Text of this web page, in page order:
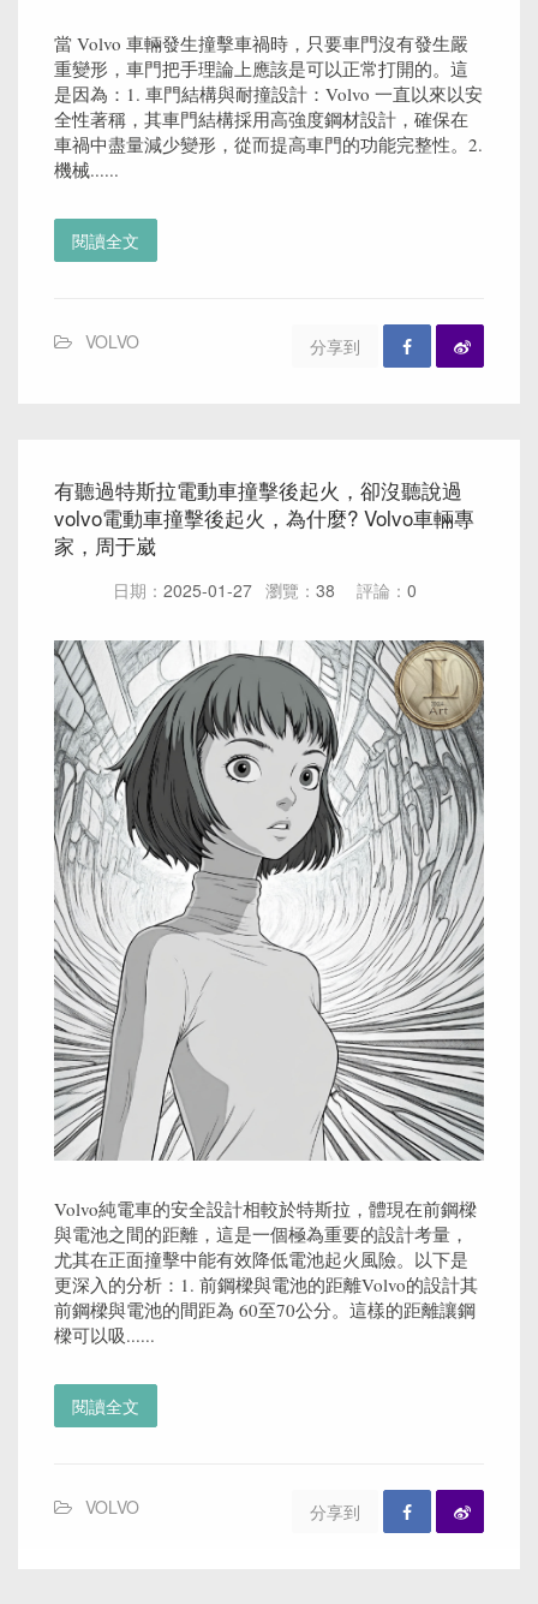
當 Volvo 車輛發生撞擊車禍時，只要車門沒有發生嚴
重變形，車門把手理論上應該是可以正常打開的。這
是因為：1. 車門結構與耐撞設計：Volvo 一直以來以安
全性著稱，其車門結構採用高強度鋼材設計，確保在
車禍中盡量減少變形，從而提高車門的功能完整性。2.
機械......
閱讀全文
VOLVO 分享到
有聽過特斯拉電動車撞擊後起火，卻沒聽說過
volvo電動車撞擊後起火，為什麼? Volvo車輛專
家，周于崴
日期： 2025-01-27 瀏覽： 38 評論： 0
Volvo純電車的安全設計相較於特斯拉，體現在前鋼樑
與電池之間的距離，這是一個極為重要的設計考量，
尤其在正面撞擊中能有效降低電池起火風險。以下是
更深入的分析：1. 前鋼樑與電池的距離Volvo的設計其
前鋼樑與電池的間距為 60至70公分。這樣的距離讓鋼
樑可以吸......
閱讀全文
VOLVO 分享到